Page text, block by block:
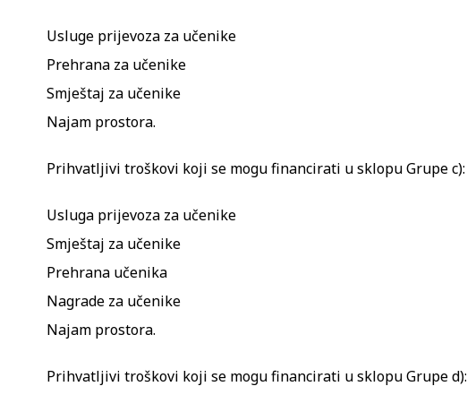
Usluge prijevoza za učenike
Prehrana za učenike
Smještaj za učenike
Najam prostora.
Prihvatljivi troškovi koji se mogu financirati u sklopu Grupe c):
Usluga prijevoza za učenike
Smještaj za učenike
Prehrana učenika
Nagrade za učenike
Najam prostora.
Prihvatljivi troškovi koji se mogu financirati u sklopu Grupe d):